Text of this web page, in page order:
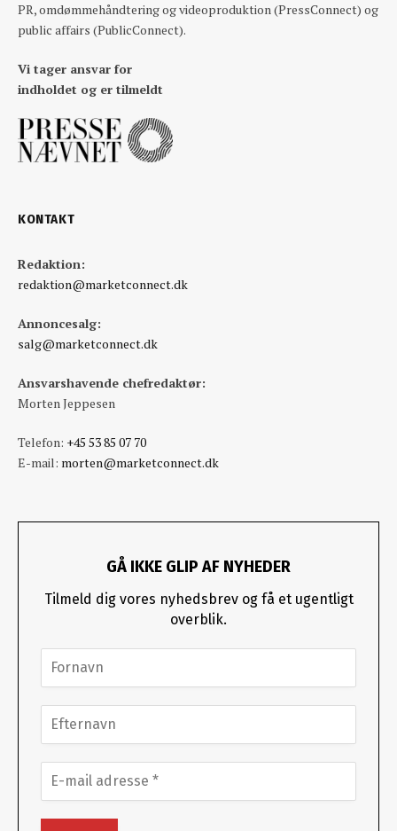
PR, omdømmehåndtering og videoproduktion (PressConnect) og
public affairs (PublicConnect).
Vi tager ansvar for
indholdet og er tilmeldt
KONTAKT
Redaktion:
redaktion@marketconnect.dk
Annoncesalg:
salg@marketconnect.dk
Ansvarshavende chefredaktør:
Morten Jeppesen
Telefon: +45 53 85 07 70
E-mail: morten@marketconnect.dk
GÅ IKKE GLIP AF NYHEDER
Tilmeld dig vores nyhedsbrev og få et ugentligt
overblik.